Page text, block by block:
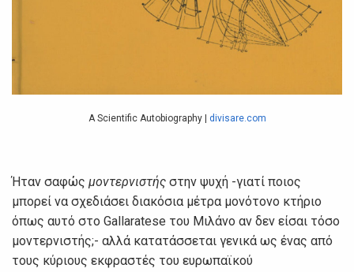
A Scientific Autobiography | divisare.com
Ήταν σαφώς μοντερνιστής στην ψυχή -γιατί ποιος
μπορεί να σχεδιάσει διακόσια μέτρα μονότονο κτήριο
όπως αυτό στο Gallaratese του Μιλάνο αν δεν είσαι τόσο
μοντερνιστής;- αλλά κατατάσσεται γενικά ως ένας από
τους κύριους εκφραστές του ευρωπαϊκού